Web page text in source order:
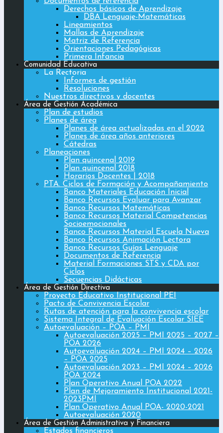
Derechos básicos de Aprendizaje
DBA Lenguaje-Matemáticas
Lineamientos
Mallas de Aprendizaje
Matriz de Referencia
Orientaciones Pedagógicas
Primera Infancia
Comunidad Educativa
La Rectoria
Informes de gestión
Resoluciones
Nuestros directivos y docentes
Área de Gestión Académica
Plan de estudios
Planes de área
Planes de área actualizadas en el 2022
Planes de área años anteriores
Cátedras
Planeaciones
Plan quincenal 2019
Plan quincenal 2018
Horarios Docentes | 2018
PTA. Ciclos de Formación y Acompañamiento
Banco Materiales Educación Inicial
Banco Recursos Evaluar para Avanzar
Banco Recursos Matemáticas
Banco Recursos Material Competencias
Socioemocionales
Banco Recursos Material Escuela Nueva
Banco Recursos Animación Lectora
Banco Recursos Guías Lenguaje
Documentos de Referencia
Material Formaciones STS y CDA por
Ciclos
Secuencias Didácticas
Área de Gestión Directiva
Proyecto Educativo Institucional PEI
Pacto de Convivencia Escolar
Rutas de atención para la convivencia escolar
Sistema Integral de Evaluación Escolar SIEE
Autoevaluación – POA – PMI
Autoevaluación 2025 – PMI 2025 – 2027 –
POA 2026
Autoevaluación 2024 – PMI 2024 – 2026
– POA 2025
Autoevaluación 2023 – PMI 2024 – 2026
POA 2024
Plan Operativo Anual POA 2022
Plan de Mejoramiento Institucional 2021-
2023PMI
Plan Operativo Anual POA- 2020-2021
Autoevaluación 2020
Área de Gestión Administrativa y Financiera
Estados financieros